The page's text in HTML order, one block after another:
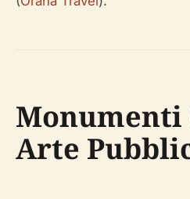
Monumenti
Arte